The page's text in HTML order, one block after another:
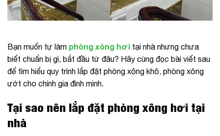
Bạn muốn tự làm phòng xông hơi tại nhà nhưng chưa
biết chuẩn bị gì, bắt đầu từ đâu? Hãy cùng đọc bài viết sau
để tìm hiểu quy trình lắp đặt phòng xông khô, phòng xông
ướt cho chính gia đình mình.
Tại sao nên lắp đặt phòng xông hơi tại
nhà